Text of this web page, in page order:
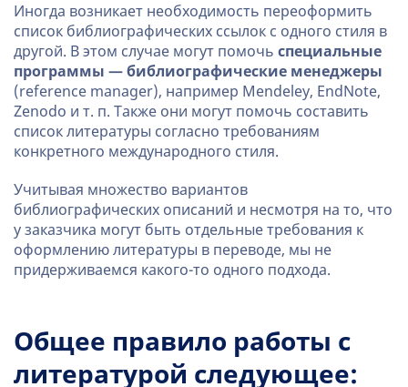
Иногда возникает необходимость переоформить
список библиографических ссылок с одного стиля в
другой. В этом случае могут помочь специальные
программы — библиографические менеджеры
(reference manager), например Mendeley, EndNote,
Zenodo и т. п. Также они могут помочь составить
список литературы согласно требованиям
конкретного международного стиля.
Учитывая множество вариантов
библиографических описаний и несмотря на то, что
у заказчика могут быть отдельные требования к
оформлению литературы в переводе, мы не
придерживаемся какого-то одного подхода.
Общее правило работы с
литературой следующее: